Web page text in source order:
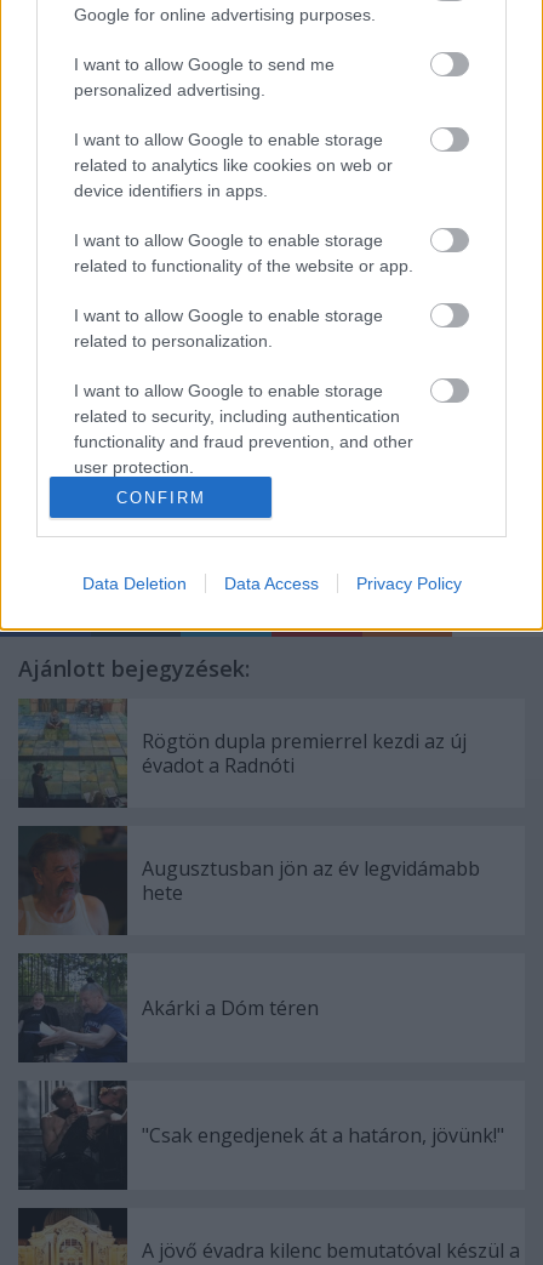
Google for online advertising purposes.
I want to allow Google to send me
personalized advertising.
I want to allow Google to enable storage
related to analytics like cookies on web or
device identifiers in apps.
I want to allow Google to enable storage
related to functionality of the website or app.
I want to allow Google to enable storage
related to personalization.
I want to allow Google to enable storage
related to security, including authentication
functionality and fraud prevention, and other
user protection.
CONFIRM
Data Deletion Data Access Privacy Policy
kapott a legjobb monodrámák és stúdiószínházi
előadások fesztiváljára, a MOST FESZT-re, ahova
több mint 50 pályázó közül választották ki.
A Vörösmarty Színház és a Színház- és Filmművészeti
Egyetem együttműködésének köszönhetően
december 15-én mutatják be a
című előadást
Székesfehérváron, Pelikán bérlettel rendelkező nézők
pedig 19-én nézhetik meg, Bónusz előadásként.
(Forrás: Vörösmarty Színház)
Címkék:premier Vörösmarty Színház Pálya Pompónia
Ajánlott bejegyzések:
Rögtön dupla premierrel kezdi az új
évadot a Radnóti
Augusztusban jön az év legvidámabb
hete
Akárki a Dóm téren
"Csak engedjenek át a határon, jövünk!"
A jövő évadra kilenc bemutatóval készül a